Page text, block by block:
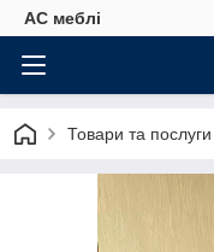
АС меблі
Товари та послуги